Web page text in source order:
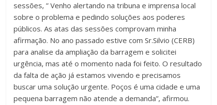
sessões, ” Venho alertando na tribuna e imprensa local
sobre o problema e pedindo soluções aos poderes
públicos. As atas das sessões comprovam minha
afirmação. No ano passado estive com Sr.Silvio (CERB)
para analise da ampliação da barragem e solicitei
urgência, mas até o momento nada foi feito. O resultado
da falta de ação já estamos vivendo e precisamos
buscar uma solução urgente. Poços é uma cidade e uma
pequena barragem não atende a demanda”, afirmou.